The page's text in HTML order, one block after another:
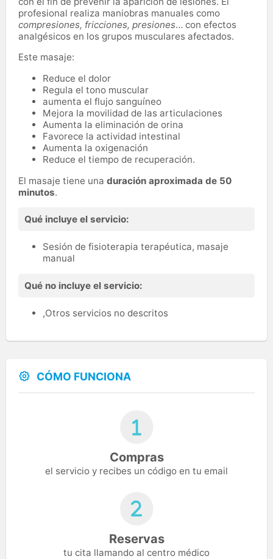
profesional realiza maniobras manuales como
compresiones, fricciones, presiones… con efectos
analgésicos en los grupos musculares afectados.
Este masaje:
Reduce el dolor
Regula el tono muscular
aumenta el flujo sanguíneo
Mejora la movilidad de las articulaciones
Aumenta la eliminación de orina
Favorece la actividad intestinal
Aumenta la oxigenación
Reduce el tiempo de recuperación.
El masaje tiene una duración aproximada de 50
minutos.
Qué incluye el servicio:
Sesión de fisioterapia terapéutica, masaje
manual
Qué no incluye el servicio:
,Otros servicios no descritos
CÓMO FUNCIONA
Compras
el servicio y recibes un código en tu email
Reservas
tu cita llamando al centro médico